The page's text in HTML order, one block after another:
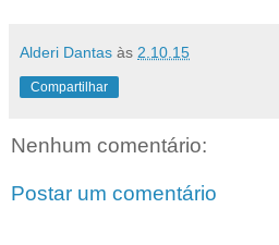
Alderi Dantas às 2.10.15
Compartilhar
Nenhum comentário:
Postar um comentário